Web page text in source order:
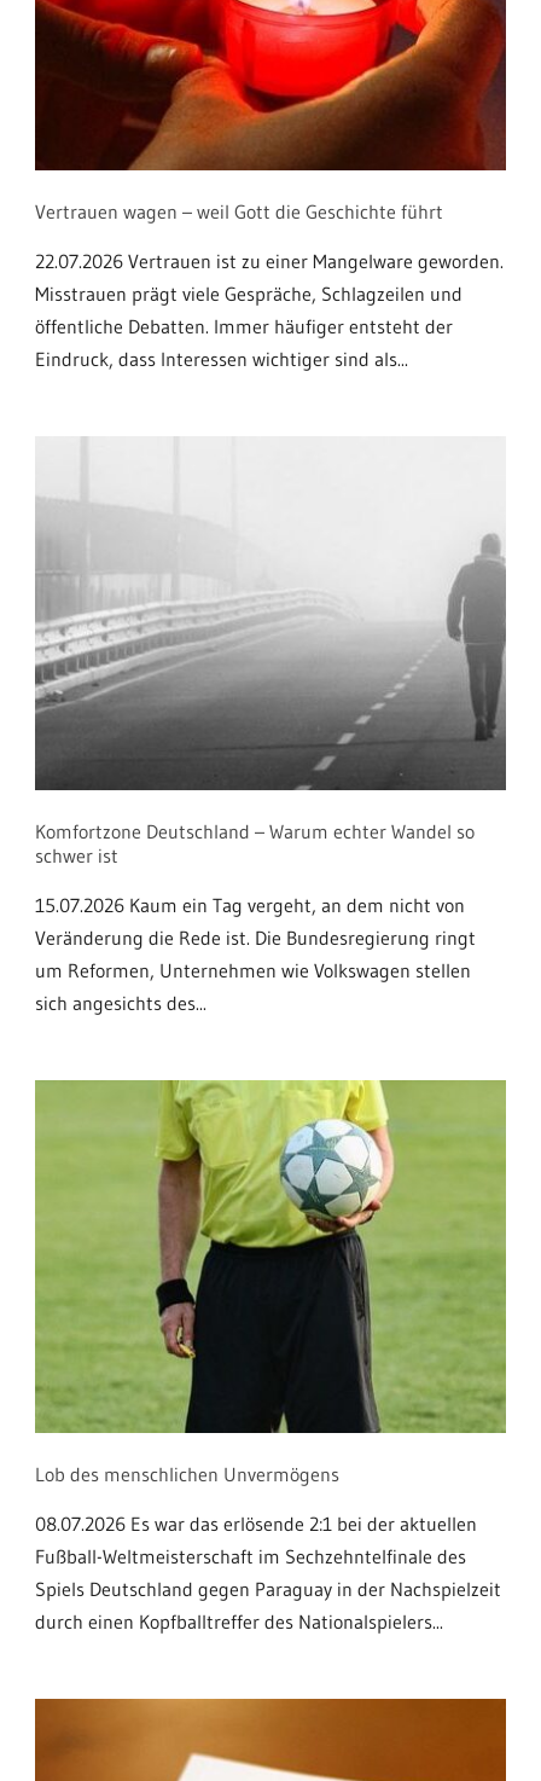
Vertrauen wagen – weil Gott die Geschichte führt
22.07.2026 Vertrauen ist zu einer Mangelware geworden.
Misstrauen prägt viele Gespräche, Schlagzeilen und
öffentliche Debatten. Immer häufiger entsteht der
Eindruck, dass Interessen wichtiger sind als...
Komfortzone Deutschland – Warum echter Wandel so
schwer ist
15.07.2026 Kaum ein Tag vergeht, an dem nicht von
Veränderung die Rede ist. Die Bundesregierung ringt
um Reformen, Unternehmen wie Volkswagen stellen
sich angesichts des...
Lob des menschlichen Unvermögens
08.07.2026 Es war das erlösende 2:1 bei der aktuellen
Fußball-Weltmeisterschaft im Sechzehntelfinale des
Spiels Deutschland gegen Paraguay in der Nachspielzeit
durch einen Kopfballtreffer des Nationalspielers...